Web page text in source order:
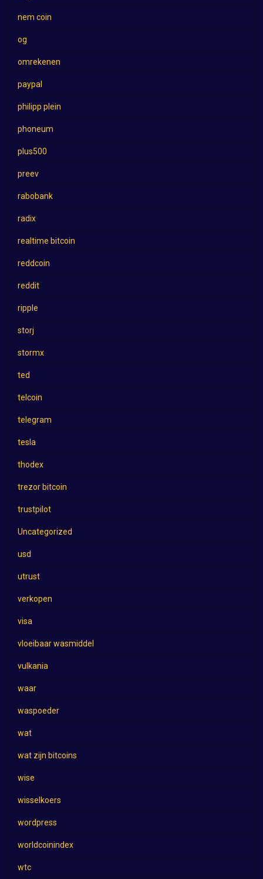
nem coin
og
omrekenen
paypal
philipp plein
phoneum
plus500
preev
rabobank
radix
realtime bitcoin
reddcoin
reddit
ripple
storj
stormx
ted
telcoin
telegram
tesla
thodex
trezor bitcoin
trustpilot
Uncategorized
usd
utrust
verkopen
visa
vloeibaar wasmiddel
vulkania
waar
waspoeder
wat
wat zijn bitcoins
wise
wisselkoers
wordpress
worldcoinindex
wtc